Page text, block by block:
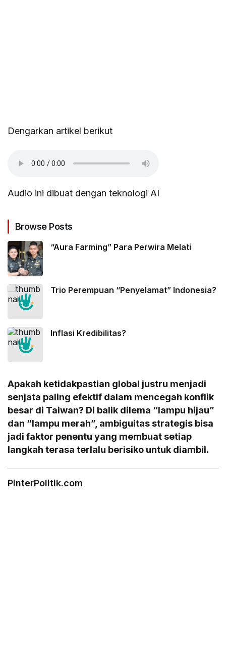
Dengarkan artikel berikut
Audio ini dibuat dengan teknologi AI
Browse Posts
“Aura Farming” Para Perwira Melati
Trio Perempuan “Penyelamat” Indonesia?
Inflasi Kredibilitas?
Apakah ketidakpastian global justru menjadi
senjata paling efektif dalam mencegah konflik
besar di Taiwan? Di balik dilema “lampu hijau”
dan “lampu merah”, ambiguitas strategis bisa
jadi faktor penentu yang membuat setiap
langkah terasa terlalu berisiko untuk diambil.
PinterPolitik.com